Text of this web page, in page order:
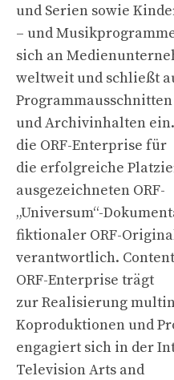
und Serien sowie
– und
sich an
weltweit und schließt
Programmausschnitten
und Archivinhalten
die ORF-Enterprise für
die erfolgreiche
ausgezeichneten ORF-
„Universum“-
fiktionaler ORF-
verantwortlich.
ORF-Enterprise trägt
zur Realisierung
Koproduktionen und
engagiert sich in der
Television Arts and